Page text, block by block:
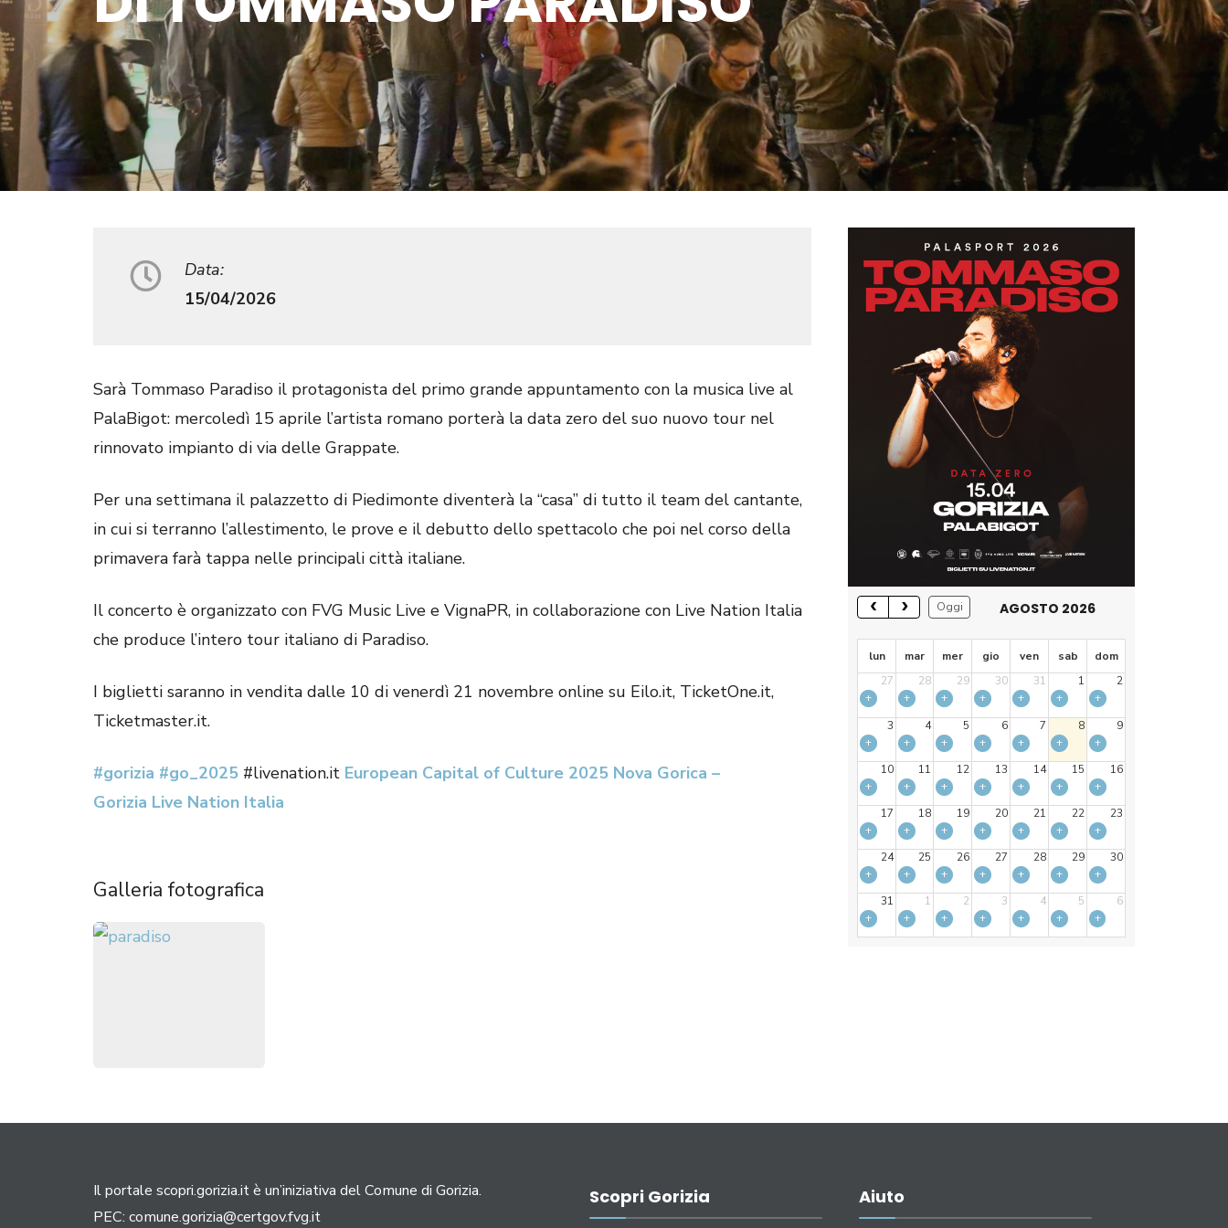
Data:
15/04/2026
Sarà Tommaso Paradiso il protagonista del primo grande appuntamento con la musica live al
PalaBigot: mercoledì 15 aprile l’artista romano porterà la data zero del suo nuovo tour nel
rinnovato impianto di via delle Grappate.
Per una settimana il palazzetto di Piedimonte diventerà la “casa” di tutto il team del cantante,
in cui si terranno l’allestimento, le prove e il debutto dello spettacolo che poi nel corso della
primavera farà tappa nelle principali città italiane.
Il concerto è organizzato con FVG Music Live e VignaPR, in collaborazione con Live Nation Italia
che produce l’intero tour italiano di Paradiso.
I biglietti saranno in vendita dalle 10 di venerdì 21 novembre online su Eilo.it, TicketOne.it,
Ticketmaster.it.
#gorizia #go_2025 #livenation.it European Capital of Culture 2025 Nova Gorica –
Gorizia Live Nation Italia
Galleria fotografica
Oggi AGOSTO 2026
lun mar mer gio ven sab
dom
27
28 29 30 31 1
2
+
+ + + + +
+
3
4 5 6 7 8
9
+
+ + + + +
+
10
11 12 13 14 15
16
+
+ + + + +
+
17
18 19 20 21 22
23
+
+ + + + +
+
24
25 26 27 28 29
30
+
+ + + + +
+
31
1 2 3 4 5
6
+
+ + + + + +
Il portale scopri.gorizia.it è un’iniziativa del Comune di Gorizia.
PEC: comune.gorizia@certgov.fvg.it
Scopri Gorizia Aiuto